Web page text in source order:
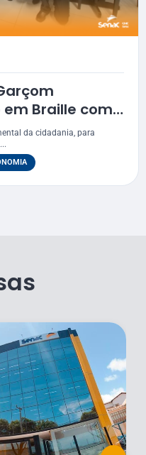
Braille como
da cidadania, para